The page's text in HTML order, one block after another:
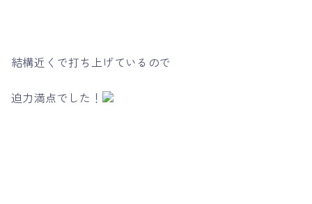
結構近くで打ち上げているので
迫力満点でした！